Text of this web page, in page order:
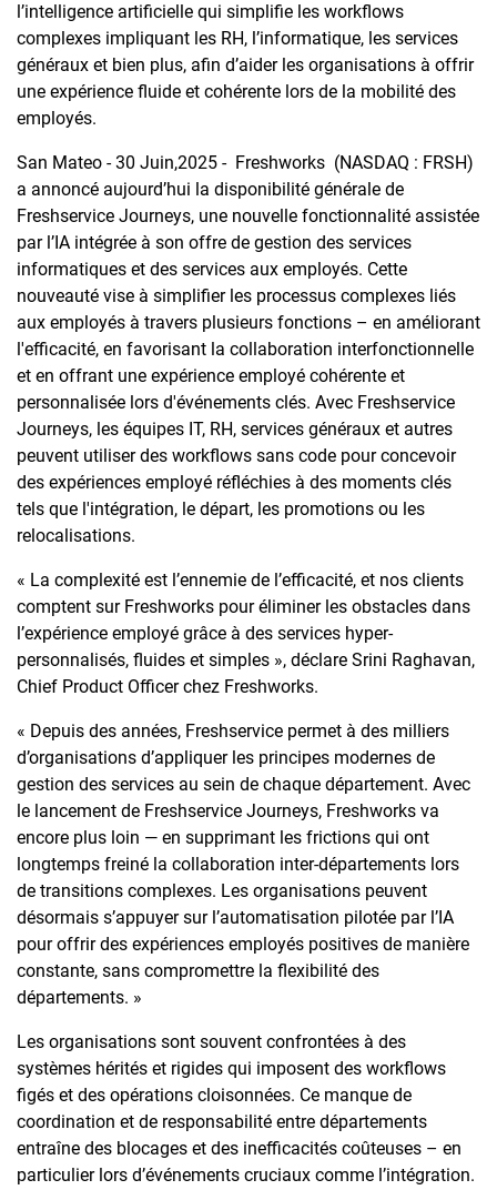
l’intelligence artificielle qui simplifie les workflows
complexes impliquant les RH, l’informatique, les services
généraux et bien plus, afin d’aider les organisations à offrir
une expérience fluide et cohérente lors de la mobilité des
employés.
San Mateo - 30 Juin,2025 - Freshworks (NASDAQ : FRSH)
a annoncé aujourd’hui la disponibilité générale de
Freshservice Journeys, une nouvelle fonctionnalité assistée
par l’IA intégrée à son offre de gestion des services
informatiques et des services aux employés. Cette
nouveauté vise à simplifier les processus complexes liés
aux employés à travers plusieurs fonctions – en améliorant
l'efficacité, en favorisant la collaboration interfonctionnelle
et en offrant une expérience employé cohérente et
personnalisée lors d'événements clés. Avec Freshservice
Journeys, les équipes IT, RH, services généraux et autres
peuvent utiliser des workflows sans code pour concevoir
des expériences employé réfléchies à des moments clés
tels que l'intégration, le départ, les promotions ou les
relocalisations.
« La complexité est l’ennemie de l’efficacité, et nos clients
comptent sur Freshworks pour éliminer les obstacles dans
l’expérience employé grâce à des services hyper-
personnalisés, fluides et simples », déclare Srini Raghavan,
Chief Product Officer chez Freshworks.
« Depuis des années, Freshservice permet à des milliers
d’organisations d’appliquer les principes modernes de
gestion des services au sein de chaque département. Avec
le lancement de Freshservice Journeys, Freshworks va
encore plus loin — en supprimant les frictions qui ont
longtemps freiné la collaboration inter-départements lors
de transitions complexes. Les organisations peuvent
désormais s’appuyer sur l’automatisation pilotée par l’IA
pour offrir des expériences employés positives de manière
constante, sans compromettre la flexibilité des
départements. »
Les organisations sont souvent confrontées à des
systèmes hérités et rigides qui imposent des workflows
figés et des opérations cloisonnées. Ce manque de
coordination et de responsabilité entre départements
entraîne des blocages et des inefficacités coûteuses – en
particulier lors d’événements cruciaux comme l’intégration.